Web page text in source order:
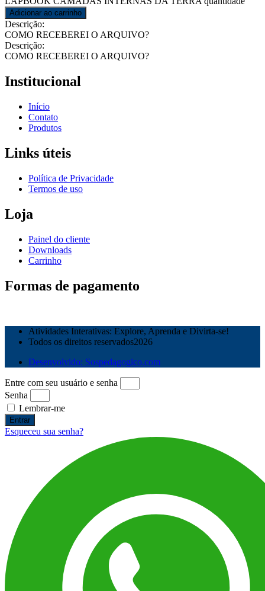
Adicionar ao carrinho
Descrição:
COMO RECEBEREI O ARQUIVO?
Descrição:
COMO RECEBEREI O ARQUIVO?
Institucional
Início
Contato
Produtos
Links úteis
Política de Privacidade
Termos de uso
Loja
Painel do cliente
Downloads
Carrinho
Formas de pagamento
Atividades Interativas: Explore, Aprenda e Divirta-se!
Todos os direitos reservados2026
Desenvolvido: Sospedagogico.com
Entre com seu usuário e senha
Senha
Lembrar-me
Entrar
Esqueceu sua senha?